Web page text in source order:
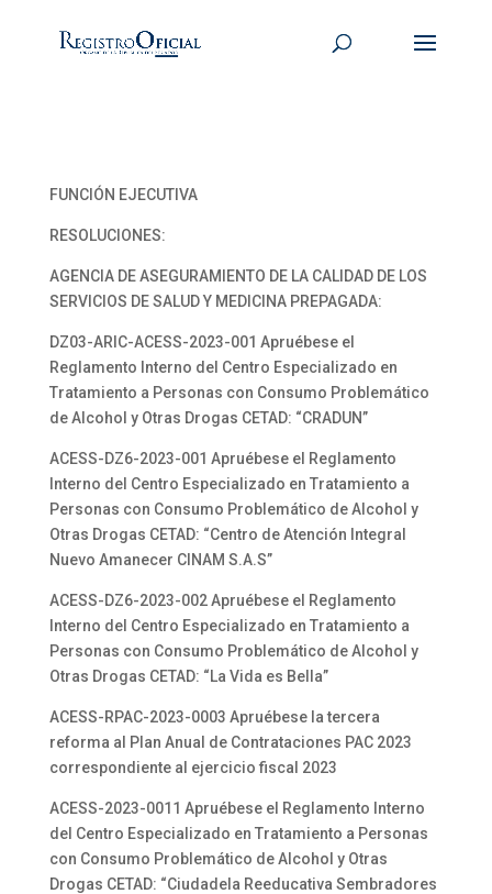
FUNCIÓN EJECUTIVA
RESOLUCIONES:
AGENCIA DE ASEGURAMIENTO DE LA CALIDAD DE LOS
SERVICIOS DE SALUD Y MEDICINA PREPAGADA:
DZ03-ARIC-ACESS-2023-001 Apruébese el
Reglamento Interno del Centro Especializado en
Tratamiento a Personas con Consumo Problemático
de Alcohol y Otras Drogas CETAD: “CRADUN”
ACESS-DZ6-2023-001 Apruébese el Reglamento
Interno del Centro Especializado en Tratamiento a
Personas con Consumo Problemático de Alcohol y
Otras Drogas CETAD: “Centro de Atención Integral
Nuevo Amanecer CINAM S.A.S”
ACESS-DZ6-2023-002 Apruébese el Reglamento
Interno del Centro Especializado en Tratamiento a
Personas con Consumo Problemático de Alcohol y
Otras Drogas CETAD: “La Vida es Bella”
ACESS-RPAC-2023-0003 Apruébese la tercera
reforma al Plan Anual de Contrataciones PAC 2023
correspondiente al ejercicio fiscal 2023
ACESS-2023-0011 Apruébese el Reglamento Interno
del Centro Especializado en Tratamiento a Personas
con Consumo Problemático de Alcohol y Otras
Drogas CETAD: “Ciudadela Reeducativa Sembradores